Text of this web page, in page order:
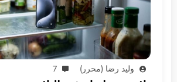
وليد رضا (محرر) 7